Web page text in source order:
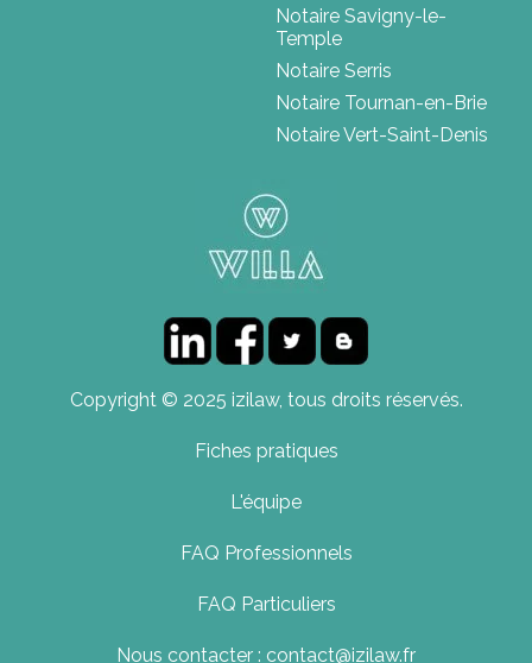
Notaire Savigny-le-
Temple
Notaire Serris
Notaire Tournan-en-Brie
Notaire Vert-Saint-Denis
Copyright © 2025 izilaw, tous droits réservés.
Fiches pratiques
L'équipe
FAQ Professionnels
FAQ Particuliers
Nous contacter : contact@izilaw.fr